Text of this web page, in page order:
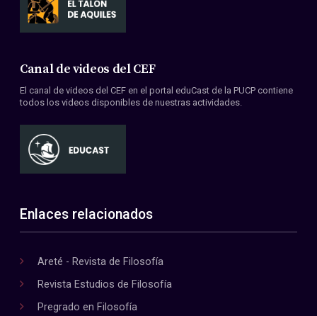
Canal de videos del CEF
El canal de videos del CEF en el portal eduCast de la PUCP contiene
todos los videos disponibles de nuestras actividades.
Enlaces relacionados
Areté - Revista de Filosofía
Revista Estudios de Filosofía
Pregrado en Filosofía